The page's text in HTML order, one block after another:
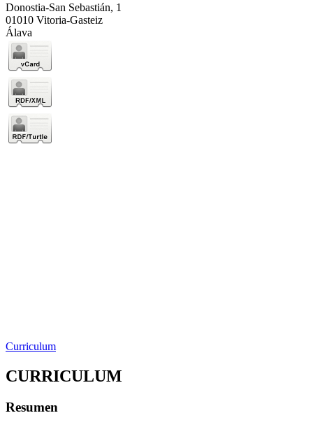
Donostia-San Sebastián, 1
01010 Vitoria-Gasteiz
Álava
Curriculum
CURRICULUM
Resumen